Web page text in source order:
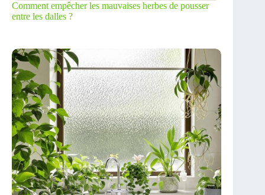
Comment empêcher les mauvaises herbes de pousser
entre les dalles ?